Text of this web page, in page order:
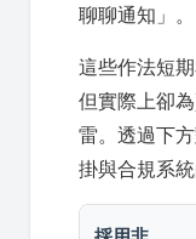
聊聊通知」。
這些作法短
但實際上卻
雷。透過下
掛與合規系